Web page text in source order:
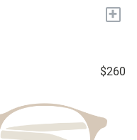
+
$260